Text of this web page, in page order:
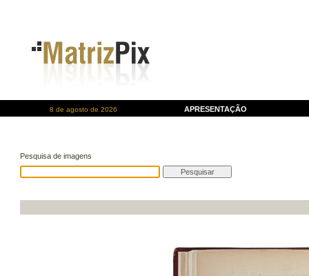
8 de agosto de 2026 APRESENTAÇÃO
Pesquisa de imagens